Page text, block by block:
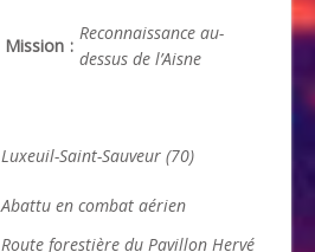
Mission :
Reconnaissance au-
dessus de l’Aisne
Luxeuil-Saint-Sauveur (70)
Abattu en combat aérien
Route forestière du Pavillon Hervé